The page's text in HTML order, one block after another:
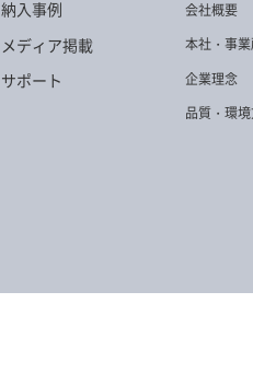
納入事例
メディア掲載
サポート
会社概要
本社・事
企業理念
品質・環